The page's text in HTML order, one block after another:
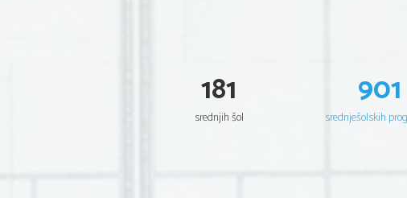
181
srednjih šol
901
srednješolskih